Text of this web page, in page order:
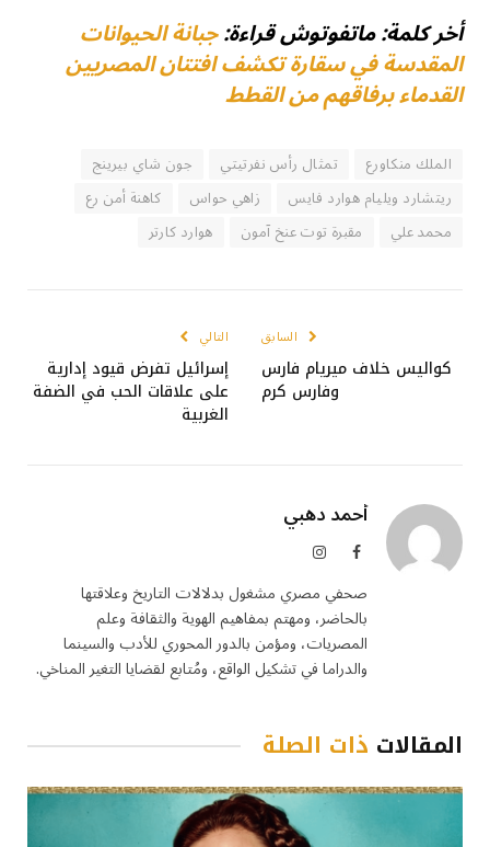
أخر كلمة: ماتفوتوش قراءة:جبانة الحيوانات
المقدسة في سقارة تكشف افتتان المصريين
القدماء برفاقهم من القطط
الملك منكاورع تمثال رأس نفرتيتي
جون شاي بيرينج
ريتشارد ويليام هوارد فايس
زاهي حواس
كاهنة أمن رع
محمد علي
مقبرة توت عنخ آمون هوارد كارتر
السابق
كواليس خلاف ميريام فارس
وفارس كرم
التالي
إسرائيل تفرض قيود إدارية
على علاقات الحب في الضفة
الغربية
أحمد دهبي
فيسبوكالانستغرام
صحفي مصري مشغول بدلالات التاريخ وعلاقتها
بالحاضر، ومهتم بمفاهيم الهوية والثقافة وعلم
المصريات، ومؤمن بالدور المحوري للأدب والسينما
والدراما في تشكيل الواقع، ومُتابع لقضايا التغير المناخي.
المقالات ذات الصلة